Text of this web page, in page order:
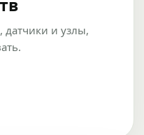
датчики и узлы,